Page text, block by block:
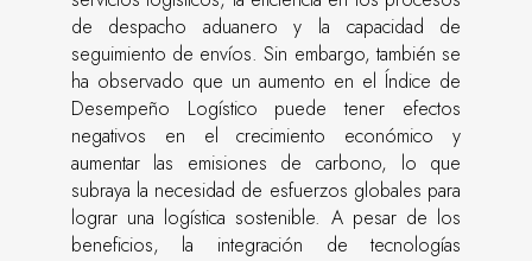
de despacho aduanero y la capacidad de
seguimiento de envíos. Sin embargo, también se
ha observado que un aumento en el Índice de
Desempeño Logístico puede tener efectos
negativos en el crecimiento económico y
aumentar las emisiones de carbono, lo que
subraya la necesidad de esfuerzos globales para
lograr una logística sostenible. A pesar de los
beneficios, la integración de tecnologías